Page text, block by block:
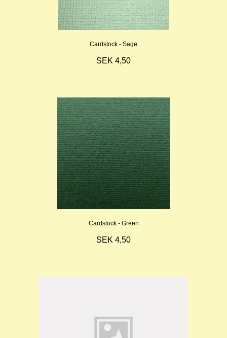
Cardstock - Sage
SEK 4,50
Cardstock - Green
SEK 4,50